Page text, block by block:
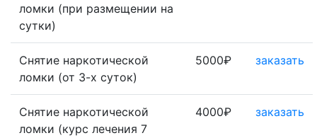
ломки (при размещении на
сутки)
Снятие наркотической
ломки (от 3-х суток)
5000₽ заказать
Снятие наркотической
ломки (курс лечения 7
4000₽ заказать